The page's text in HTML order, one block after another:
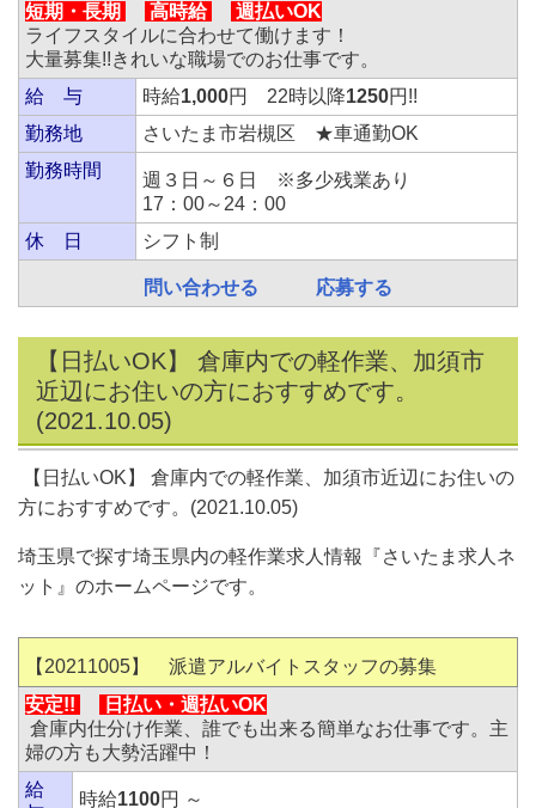
短期・長期
高時給
週払いOK
ライフスタイルに合わせて働けます！
大量募集!!きれいな職場でのお仕事です。
給 与
時給1,000円 22時以降1250円!!
勤務地
さいたま市岩槻区 ★車通勤OK
勤務時間
週３日～６日 ※多少残業あり
17：00～24：00
休 日
シフト制
問い合わせる 応募する
【日払いOK】 倉庫内での軽作業、加須市
近辺にお住いの方におすすめです。
(2021.10.05)
【日払いOK】 倉庫内での軽作業、加須市近辺にお住いの
方におすすめです。(2021.10.05)
埼玉県で探す埼玉県内の軽作業求人情報『さいたま求人ネ
ット』のホームページです。
【20211005】 派遣アルバイトスタッフの募集
安定!!
日払い・ 週払いOK
倉庫内仕分け作業、誰でも出来る簡単なお仕事です。主
婦の方も大勢活躍中！
給
時給1100円 ～